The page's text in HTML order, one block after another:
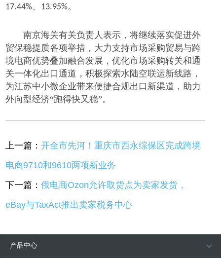
17.44%、 13.95%。
南京海关有关负责人表示，将继续落实促进外
贸保稳提质各项举措，大力支持市场采购贸易与跨
境电商优势叠加融合发展，优化市场采购转关和通
关一体化出口通道，积极探索水陆空联运新线路，
为江苏中小微企业带来便捷合规出口新渠道，助力
外向型经济“跑得快又稳”。
上一篇：开全市先河！重庆市西永综保区完成跨境
电商9710和9610两项新业务
下一篇：俄电商Ozon允许取货点为卖家发货，
eBay与TaxAct推出卖家税务中心
产品中心